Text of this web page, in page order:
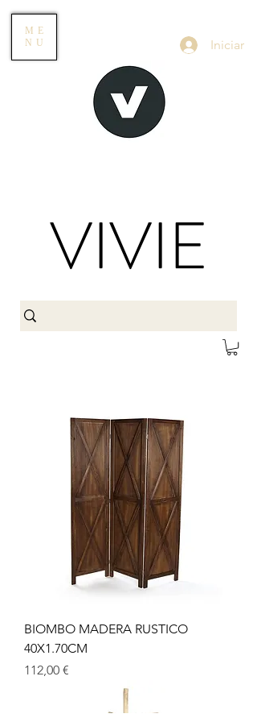
ME
NU
Iniciar
VIVIE
BIOMBO MADERA RUSTICO
40X1.70CM
Precio
112,00 €